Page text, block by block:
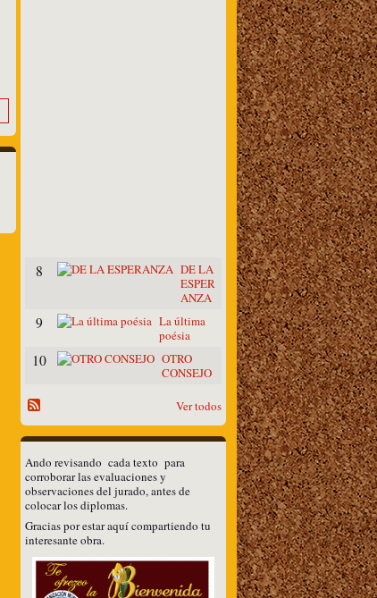
8
DE LA
ESPER
ANZA
9
La última
poésia
10
OTRO
CONSEJO
Ver todos
Ando revisando cada texto para
corroborar las evaluaciones y
observaciones del jurado, antes de
colocar los diplomas.
Gracias por estar aquí compartiendo tu
interesante obra.